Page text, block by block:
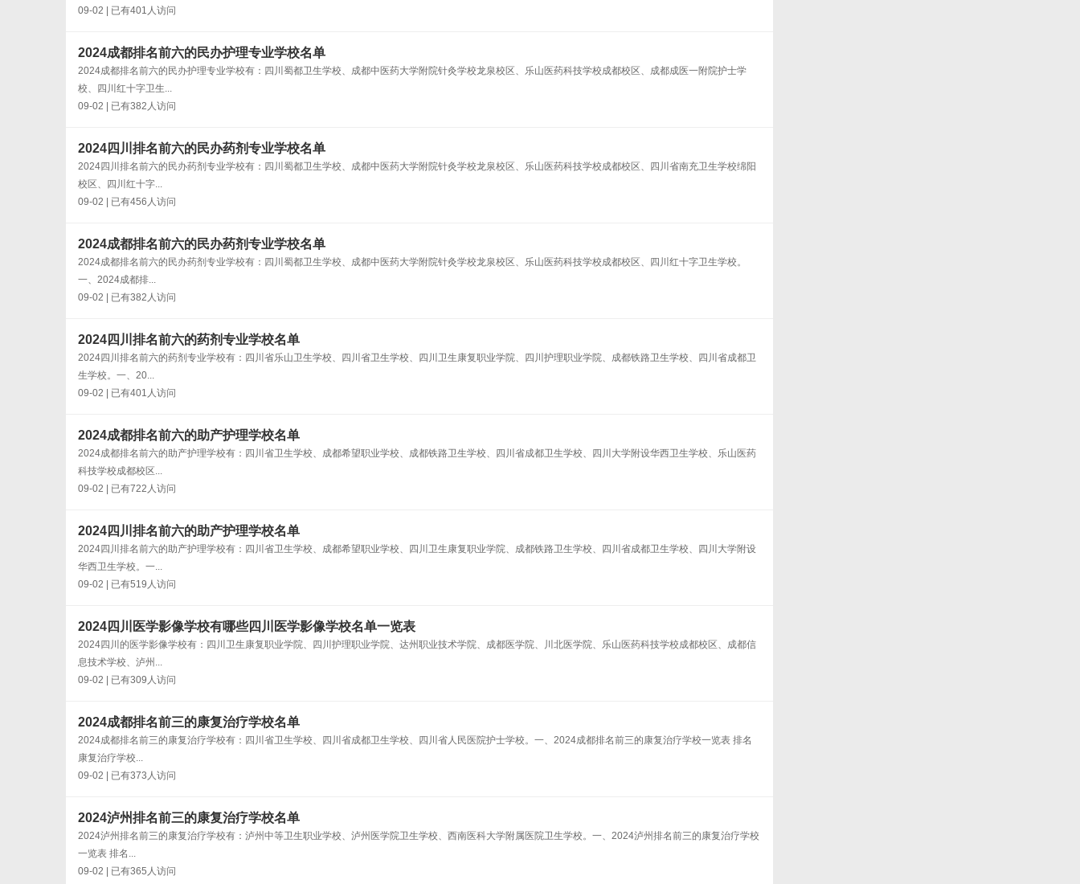
09-02 | 已有401人访问
2024成都排名前六的民办护理专业学校名单
2024成都排名前六的民办护理专业学校有：四川蜀都卫生学校、成都中医药大学附院针灸学校龙泉校区、乐山医药科技学校成都校区、成都成医一附院护士学
校、四川红十字卫生...
09-02 | 已有382人访问
2024四川排名前六的民办药剂专业学校名单
2024四川排名前六的民办药剂专业学校有：四川蜀都卫生学校、成都中医药大学附院针灸学校龙泉校区、乐山医药科技学校成都校区、四川省南充卫生学校绵阳
校区、四川红十字...
09-02 | 已有456人访问
2024成都排名前六的民办药剂专业学校名单
2024成都排名前六的民办药剂专业学校有：四川蜀都卫生学校、成都中医药大学附院针灸学校龙泉校区、乐山医药科技学校成都校区、四川红十字卫生学校。
一、2024成都排...
09-02 | 已有382人访问
2024四川排名前六的药剂专业学校名单
2024四川排名前六的药剂专业学校有：四川省乐山卫生学校、四川省卫生学校、四川卫生康复职业学院、四川护理职业学院、成都铁路卫生学校、四川省成都卫
生学校。一、20...
09-02 | 已有401人访问
2024成都排名前六的助产护理学校名单
2024成都排名前六的助产护理学校有：四川省卫生学校、成都希望职业学校、成都铁路卫生学校、四川省成都卫生学校、四川大学附设华西卫生学校、乐山医药
科技学校成都校区...
09-02 | 已有722人访问
2024四川排名前六的助产护理学校名单
2024四川排名前六的助产护理学校有：四川省卫生学校、成都希望职业学校、四川卫生康复职业学院、成都铁路卫生学校、四川省成都卫生学校、四川大学附设
华西卫生学校。一...
09-02 | 已有519人访问
2024四川医学影像学校有哪些四川医学影像学校名单一览表
2024四川的医学影像学校有：四川卫生康复职业学院、四川护理职业学院、达州职业技术学院、成都医学院、川北医学院、乐山医药科技学校成都校区、成都信
息技术学校、泸州...
09-02 | 已有309人访问
2024成都排名前三的康复治疗学校名单
2024成都排名前三的康复治疗学校有：四川省卫生学校、四川省成都卫生学校、四川省人民医院护士学校。一、2024成都排名前三的康复治疗学校一览表 排名
康复治疗学校...
09-02 | 已有373人访问
2024泸州排名前三的康复治疗学校名单
2024泸州排名前三的康复治疗学校有：泸州中等卫生职业学校、泸州医学院卫生学校、西南医科大学附属医院卫生学校。一、2024泸州排名前三的康复治疗学校
一览表 排名...
09-02 | 已有365人访问